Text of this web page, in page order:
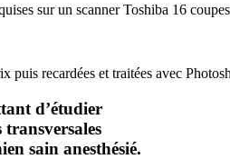
sur un scanner Toshiba 16
puis recardées et traitées avec
d’étudier
transversales
sain anesthésié.